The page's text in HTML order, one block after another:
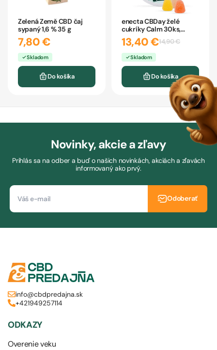
Zelená Země CBD čaj
sypaný 1,6 % 35 g
7,80 €
Skladom
Do košíka
enecta CBDay želé
cukríky Calm 30ks,
ovocné
13,40 €14,90 €
Skladom
Do košíka
Novinky, akcie a zľavy
Prihlás sa na odber a buď o našich novinkách, akciách a zľavách
informovaný ako prvý.
Odoberať
info@cbdpredajna.sk
+421949257114
ODKAZY
Overenie veku